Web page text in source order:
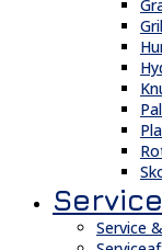
Service
Service